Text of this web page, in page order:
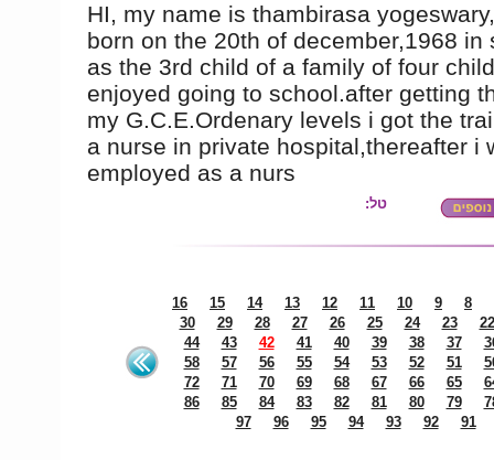
HI, my name is thambirasa
born on the 20th of december,1968 in
as the 3rd child of a family of four
enjoyed going to school.after getting
my G.C.E.Ordenary levels i got the
a nurse in private hospital,thereafter i
employed as a nurs
טל:
8
9
10
11
12
13
14
15
16
22
23
24
25
26
27
28
29
30
37
38
39
40
41
42
43
44
51
52
53
54
55
56
57
58
65
66
67
68
69
70
71
72
79
80
81
82
83
84
85
86
91
92
93
94
95
96
97